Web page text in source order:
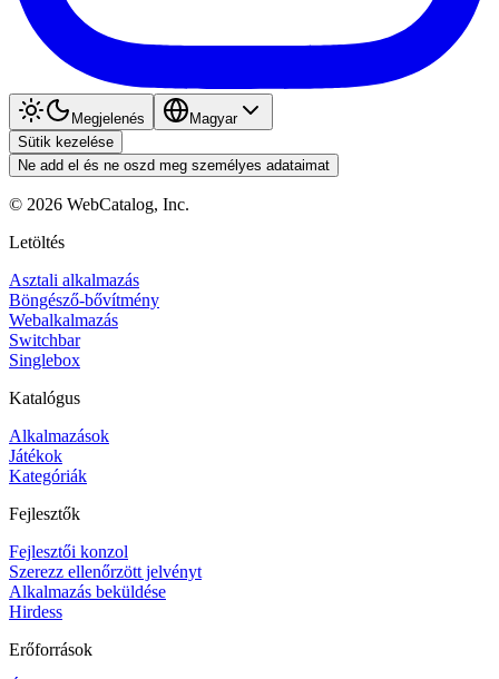
Megjelenés
Magyar
Sütik kezelése
Ne add el és ne oszd meg személyes adataimat
© 2026 WebCatalog, Inc.
Letöltés
Asztali alkalmazás
Böngésző-bővítmény
Webalkalmazás
Switchbar
Singlebox
Katalógus
Alkalmazások
Játékok
Kategóriák
Fejlesztők
Fejlesztői konzol
Szerezz ellenőrzött jelvényt
Alkalmazás beküldése
Hirdess
Erőforrások